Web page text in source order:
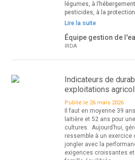
légumes, à
pesticides, à la protection
Lire la suite
Équipe gestion de
IRDA
Indicateurs de
exploitations
Publié le 26 mars 2026
Il faut en moyenne 39
laitière et 52 ans pour
cultures Aujourd’hui,
ressemble à un exercice
jongler avec la
exigences croissantes et